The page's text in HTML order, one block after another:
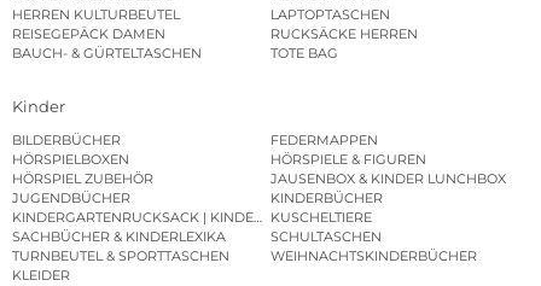
HERREN KULTURBEUTEL
LAPTOPTASCHEN
REISEGEPÄCK DAMEN
RUCKSÄCKE HERREN
BAUCH- & GÜRTELTASCHEN
TOTE BAG
Kinder
BILDERBÜCHER
FEDERMAPPEN
HÖRSPIELBOXEN
HÖRSPIELE & FIGUREN
HÖRSPIEL ZUBEHÖR
JAUSENBOX & KINDER LUNCHBOX
JUGENDBÜCHER
KINDERBÜCHER
KINDERGARTENRUCKSACK | KINDERGARTENBEUTEL
KUSCHELTIERE
SACHBÜCHER & KINDERLEXIKA
SCHULTASCHEN
TURNBEUTEL & SPORTTASCHEN
WEIHNACHTSKINDERBÜCHER
KLEIDER